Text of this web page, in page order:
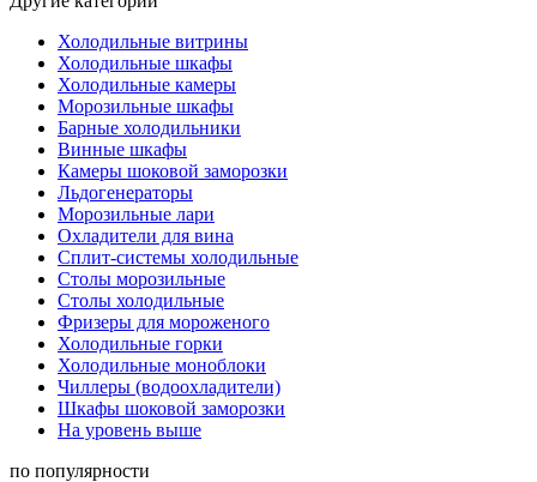
Холодильные витрины
Холодильные шкафы
Холодильные камеры
Морозильные шкафы
Барные холодильники
Винные шкафы
Камеры шоковой заморозки
Льдогенераторы
Морозильные лари
Охладители для вина
Сплит-системы холодильные
Столы морозильные
Столы холодильные
Фризеры для мороженого
Холодильные горки
Холодильные моноблоки
Чиллеры (водоохладители)
Шкафы шоковой заморозки
На уровень выше
по популярности